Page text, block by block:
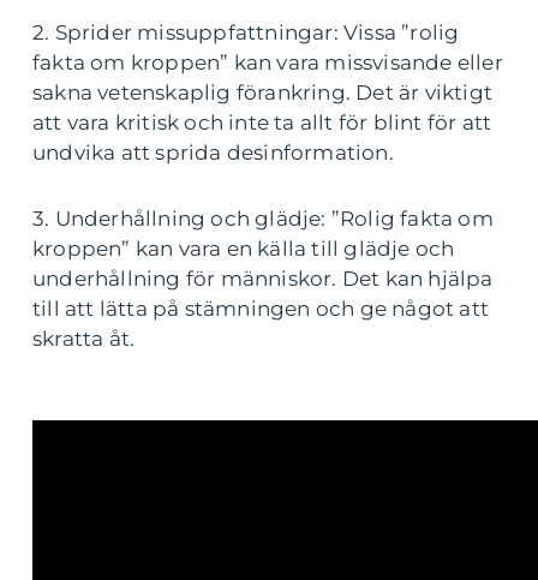
2. Sprider missuppfattningar: Vissa ”rolig
fakta om kroppen” kan vara missvisande eller
sakna vetenskaplig förankring. Det är viktigt
att vara kritisk och inte ta allt för blint för att
undvika att sprida desinformation.
3. Underhållning och glädje: ”Rolig fakta om
kroppen” kan vara en källa till glädje och
underhållning för människor. Det kan hjälpa
till att lätta på stämningen och ge något att
skratta åt.